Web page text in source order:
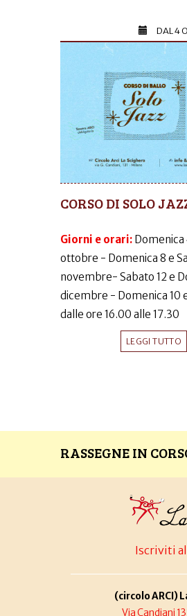
DAL4
CORSO DI SOLO
Giorni e orari: Domenica
ottobre - Domenica 8 e
novembre- Sabato 12 e
dicembre - Domenica 10
dalle ore 16.00 alle 17.30
LEGGI TUTTO
RASSEGNE IN
Iscriviti
(circolo ARCI)
Via Candiani